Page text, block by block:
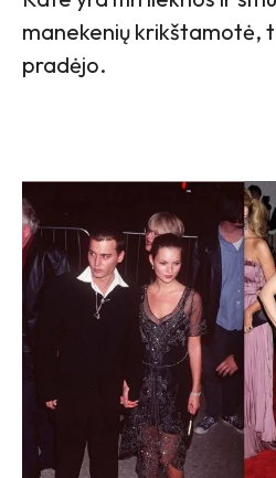
manekenių krikštamotė,
pradėjo.